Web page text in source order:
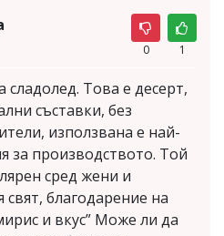
0 1
Това е десерт,
съставки, без
използвана е най-
за производството. Той
сред жени и
благодарение на
и вкус” Може ли да